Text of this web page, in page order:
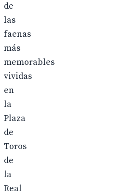
de
las
faenas
más
memorables
vividas
en
la
Plaza
de
Toros
de
la
Real